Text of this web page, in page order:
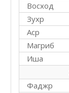
Восход
Зухр
Аср
Магриб
Иша
Фаджр